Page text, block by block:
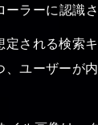
ラーに認識さ
される検索
ユーザーが